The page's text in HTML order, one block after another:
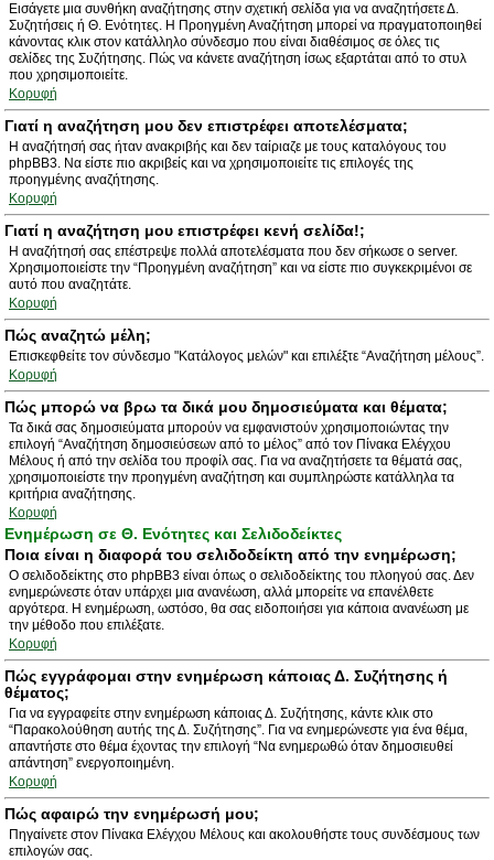
Εισάγετε μια συνθήκη αναζήτησης στην σχετική σελίδα για να αναζητήσετε Δ.
Συζητήσεις ή Θ. Ενότητες. Η Προηγμένη Αναζήτηση μπορεί να πραγματοποιηθεί
κάνοντας κλικ στον κατάλληλο σύνδεσμο που είναι διαθέσιμος σε όλες τις
σελίδες της Συζήτησης. Πώς να κάνετε αναζήτηση ίσως εξαρτάται από το στυλ
που χρησιμοποιείτε.
Κορυφή
Γιατί η αναζήτηση μου δεν επιστρέφει αποτελέσματα;
Η αναζήτησή σας ήταν ανακριβής και δεν ταίριαζε με τους καταλόγους του
phpBB3. Να είστε πιο ακριβείς και να χρησιμοποιείτε τις επιλογές της
προηγμένης αναζήτησης.
Κορυφή
Γιατί η αναζήτηση μου επιστρέφει κενή σελίδα!;
Η αναζήτησή σας επέστρεψε πολλά αποτελέσματα που δεν σήκωσε ο server.
Χρησιμοποιείστε την “Προηγμένη αναζήτηση” και να είστε πιο συγκεκριμένοι σε
αυτό που αναζητάτε.
Κορυφή
Πώς αναζητώ μέλη;
Επισκεφθείτε τον σύνδεσμο "Κατάλογος μελών" και επιλέξτε “Αναζήτηση μέλους”.
Κορυφή
Πώς μπορώ να βρω τα δικά μου δημοσιεύματα και θέματα;
Τα δικά σας δημοσιεύματα μπορούν να εμφανιστούν χρησιμοποιώντας την
επιλογή “Αναζήτηση δημοσιεύσεων από το μέλος” από τον Πίνακα Ελέγχου
Μέλους ή από την σελίδα του προφίλ σας. Για να αναζητήσετε τα θέματά σας,
χρησιμοποιείστε την προηγμένη αναζήτηση και συμπληρώστε κατάλληλα τα
κριτήρια αναζήτησης.
Κορυφή
Ενημέρωση σε Θ. Ενότητες και Σελιδοδείκτες
Ποια είναι η διαφορά του σελιδοδείκτη από την ενημέρωση;
Ο σελιδοδείκτης στο phpBB3 είναι όπως ο σελιδοδείκτης του πλοηγού σας. Δεν
ενημερώνεστε όταν υπάρχει μια ανανέωση, αλλά μπορείτε να επανέλθετε
αργότερα. Η ενημέρωση, ωστόσο, θα σας ειδοποιήσει για κάποια ανανέωση με
την μέθοδο που επιλέξατε.
Κορυφή
Πώς εγγράφομαι στην ενημέρωση κάποιας Δ. Συζήτησης ή
θέματος;
Για να εγγραφείτε στην ενημέρωση κάποιας Δ. Συζήτησης, κάντε κλικ στο
“Παρακολούθηση αυτής της Δ. Συζήτησης”. Για να ενημερώνεστε για ένα θέμα,
απαντήστε στο θέμα έχοντας την επιλογή “Να ενημερωθώ όταν δημοσιευθεί
απάντηση” ενεργοποιημένη.
Κορυφή
Πώς αφαιρώ την ενημέρωσή μου;
Πηγαίνετε στον Πίνακα Ελέγχου Μέλους και ακολουθήστε τους συνδέσμους των
επιλογών σας.